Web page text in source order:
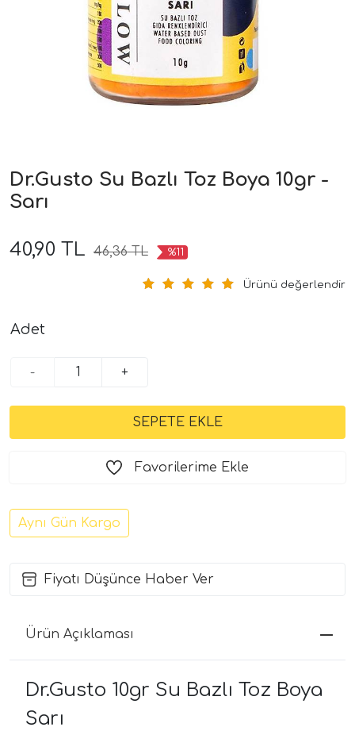
Dr.Gusto Su Bazlı Toz Boya 10gr -
Sarı
40,90 TL 46,36 TL %11
Ürünü değerlendir
Adet
- +
Favorilerime Ekle
Aynı Gün Kargo
Fiyatı Düşünce Haber Ver
Ürün Açıklaması
Dr.Gusto 10gr Su Bazlı Toz Boya
Sarı